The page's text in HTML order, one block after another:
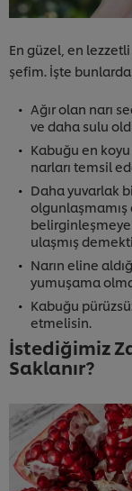
En güzel, en
şefim. İşte
Ağır olan narı
ve daha sulu
Kabuğu en
narları temsil
Daha yuvarlak
ulaşmış
Narın eline
yumuşama
Kabuğu
etmelisin.
İstediğimiz
Saklanır?